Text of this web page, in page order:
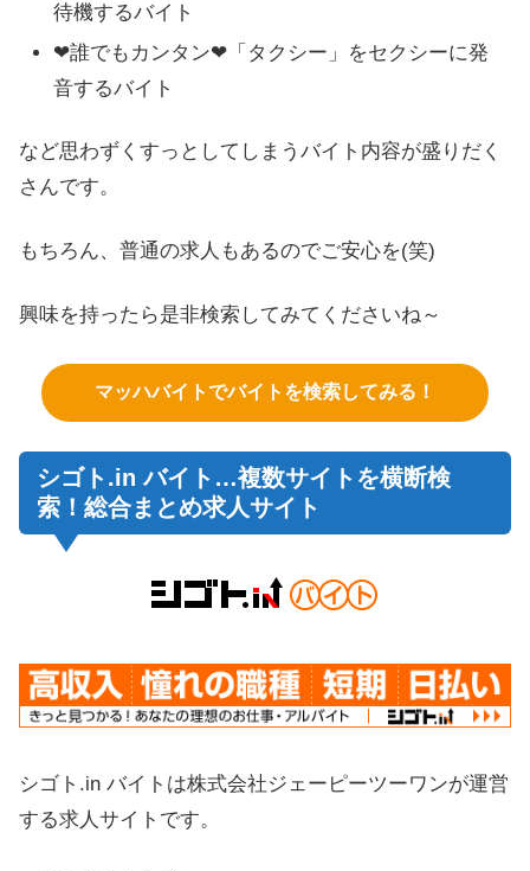
待機するバイト
❤︎誰でもカンタン❤︎「タクシー」をセクシーに発
音するバイト
など思わずくすっとしてしまうバイト内容が盛りだく
さんです。
もちろん、普通の求人もあるのでご安心を(笑)
興味を持ったら是非検索してみてくださいね～
マッハバイトでバイトを検索してみる！
シゴト.in バイト…複数サイトを横断検
索！総合まとめ求人サイト
シゴト.in バイトは株式会社ジェーピーツーワンが運営
する求人サイトです。